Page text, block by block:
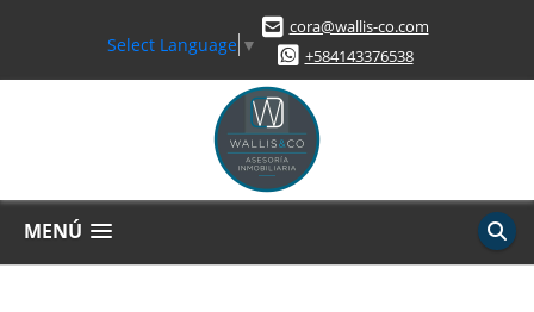
Select Language ▼
cora@wallis-co.com
+584143376538
MENÚ